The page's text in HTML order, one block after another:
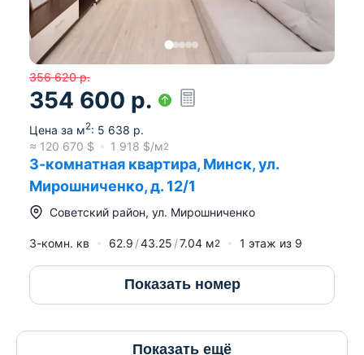
356 620 р.
354 600 р.
Цена за м2: 5 638 р.
≈ 120 670 $ 1 918 $/м2
3-комнатная квартира, Минск, ул.
Мирошниченко, д. 12/1
Советский район, ул. Мирошниченко
3-комн. кв 62.9 43.25 7.04 м2 1 этаж из 9
Показать номер
Показать ещё